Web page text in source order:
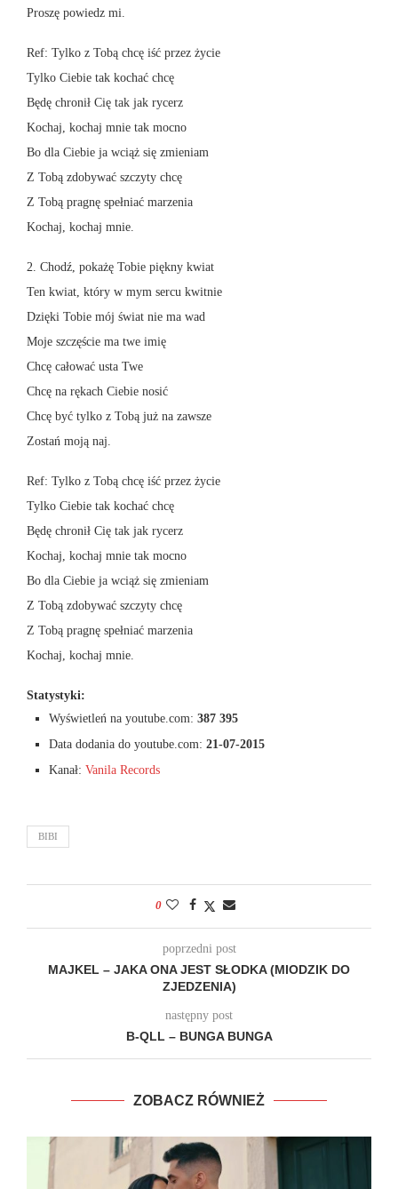
Proszę powiedz mi.
Ref: Tylko z Tobą chcę iść przez życie
Tylko Ciebie tak kochać chcę
Będę chronił Cię tak jak rycerz
Kochaj, kochaj mnie tak mocno
Bo dla Ciebie ja wciąż się zmieniam
Z Tobą zdobywać szczyty chcę
Z Tobą pragnę spełniać marzenia
Kochaj, kochaj mnie.
2. Chodź, pokażę Tobie piękny kwiat
Ten kwiat, który w mym sercu kwitnie
Dzięki Tobie mój świat nie ma wad
Moje szczęście ma twe imię
Chcę całować usta Twe
Chcę na rękach Ciebie nosić
Chcę być tylko z Tobą już na zawsze
Zostań moją naj.
Ref: Tylko z Tobą chcę iść przez życie
Tylko Ciebie tak kochać chcę
Będę chronił Cię tak jak rycerz
Kochaj, kochaj mnie tak mocno
Bo dla Ciebie ja wciąż się zmieniam
Z Tobą zdobywać szczyty chcę
Z Tobą pragnę spełniać marzenia
Kochaj, kochaj mnie.
Statystyki:
Wyświetleń na youtube.com: 387 395
Data dodania do youtube.com: 21-07-2015
Kanał: Vanila Records
BIBI
0
poprzedni post
MAJKEL – JAKA ONA JEST SŁODKA (MIODZIK DO
ZJEDZENIA)
następny post
B-QLL – BUNGA BUNGA
ZOBACZ RÓWNIEŻ